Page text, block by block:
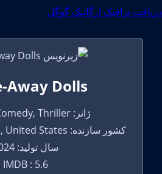
ترافیک ارگانیک گوگل
Away Dolls
ژانر: Action, Comedy, Thriller
کشور سازنده: United Kingdom, United States
سال تولید: 2024
IMDB : 5.6